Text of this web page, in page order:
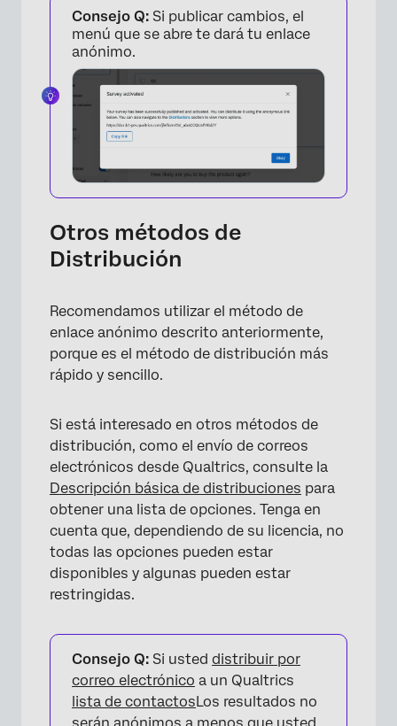
Consejo Q: Si publicar cambios, el
menú que se abre te dará tu enlace
anónimo.
Otros métodos de
Distribución
Recomendamos utilizar el método de
enlace anónimo descrito anteriormente,
porque es el método de distribución más
rápido y sencillo.
Si está interesado en otros métodos de
distribución, como el envío de correos
electrónicos desde Qualtrics, consulte la
Descripción básica de distribuciones para
obtener una lista de opciones. Tenga en
cuenta que, dependiendo de su licencia, no
todas las opciones pueden estar
disponibles y algunas pueden estar
restringidas.
Consejo Q: Si usted distribuir por
correo electrónico a un Qualtrics
lista de contactosLos resultados no